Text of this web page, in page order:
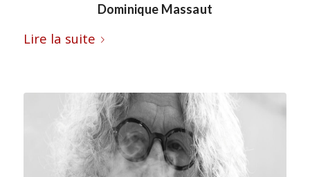
Dominique Massaut
Lire la suite